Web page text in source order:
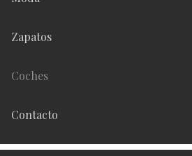
Zapatos
Coches
Contacto